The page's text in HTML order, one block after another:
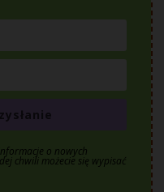
o nowych
chwili możecie się wypisać